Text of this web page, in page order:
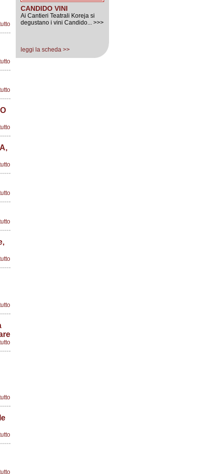
CANDIDO VINI
Ai Cantieri Teatrali Koreja si
degustano i vini Candido... >>>
leggi la scheda >>